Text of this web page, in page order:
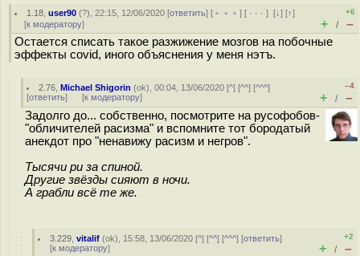
1.18 ,user90 (?), 22:15, 12/06/2020 [ответить] [ ﹢﹢﹢] [ · · ·][↓] [↑]
[к модератору]
+6
+ / –
Остается списать такое разжижение мозгов на побочные
эффекты covid, иного объяснения у меня нэтъ.
2.76 ,Michael Shigorin (ok), 00:04, 13/06/2020 [^] [^^] [^^^]
[ответить] [к модератору]
–4
+ / –
Задолго до... собственно, посмотрите на русофобов-
"обличителей расизма" и вспомните тот бородатый
анекдот про "ненавижу расизм и негров".
Тысячи ри за спиной.
Другие звёзды сияют в ночи.
А грабли всё те же.
3.229 ,vitalif (ok), 15:58, 13/06/2020 [^] [^^] [^^^] [ответить]
[к модератору]
+2
+ / –